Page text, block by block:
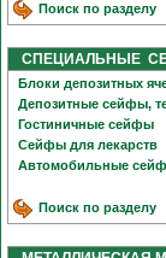
Поиск по разделу
СПЕЦИАЛЬНЫЕ
Блоки депозитных
Депозитные сейфы,
Гостиничные сейфы
Сейфы для лекарств
Автомобильные
Поиск по разделу